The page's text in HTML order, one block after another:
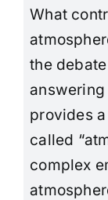
What
the
provides
called
complex